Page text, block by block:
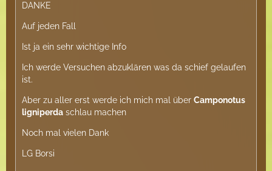
DANKE
Auf jeden Fall
Ist ja ein sehr wichtige Info
Ich werde Versuchen abzuklären was da schief gelaufen
ist.
Aber zu aller erst werde ich mich mal über Camponotus
ligniperda schlau machen
Noch mal vielen Dank
LG Borsi